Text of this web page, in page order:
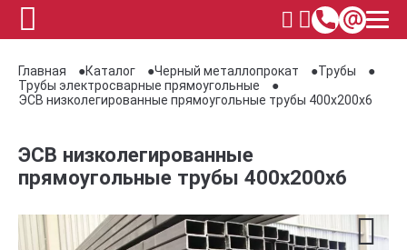
Главная Каталог Черный металлопрокат
Трубы
Трубы электросварные прямоугольные
ЭСВ низколегированные прямоугольные трубы 400x200x6
ЭСВ низколегированные
прямоугольные трубы 400x200x6